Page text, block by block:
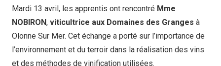
Mardi 13 avril, les apprentis ont rencontré Mme
NOBIRON, viticultrice aux Domaines des Granges à
Olonne Sur Mer. Cet échange a porté sur l’importance de
l’environnement et du terroir dans la réalisation des vins
et des méthodes de vinification utilisées.